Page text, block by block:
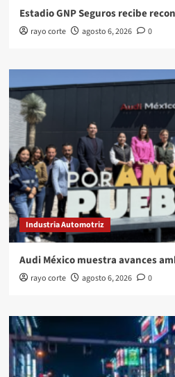
Estadio GNP Seguros recibe
rayo corte agosto 6, 2026 0
Industria Automotriz
Audi México muestra avances
rayo corte agosto 6, 2026 0